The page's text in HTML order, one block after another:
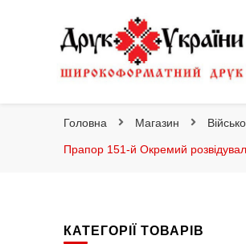
Друк України
Головна Магазин
Прапор 151-й Окремий
КАТЕГОРІЇ ТОВАРІВ